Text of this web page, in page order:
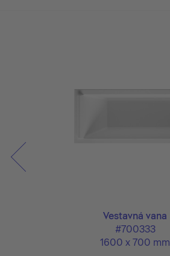
Vestavná vana
#700333
1600 x 700 mm